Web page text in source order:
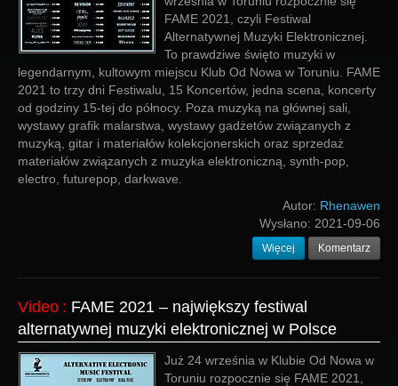
FAME 2021, czyli Festiwal
Alternatywnej Muzyki Elektronicznej.
To prawdziwe święto muzyki w
legendarnym, kultowym miejscu Klub Od Nowa w Toruniu. FAME
2021 to trzy dni Festiwalu, 15 Koncertów, jedna scena, koncerty
od godziny 15-tej do północy. Poza muzyką na głównej sali,
wystawy grafik malarstwa, wystawy gadżetów związanych z
muzyką, gitar i materiałów kolekcjonerskich oraz sprzedaż
materiałów związanych z muzyka elektroniczną, synth-pop,
electro, futurepop, darkwave.
Autor: Rhenawen
Wysłano: 2021-09-06
Więcej Komentarz
Video : FAME 2021 – największy festiwal
alternatywnej muzyki elektronicznej w Polsce
Już 24 września w Klubie Od Nowa w
Toruniu rozpocznie się FAME 2021,